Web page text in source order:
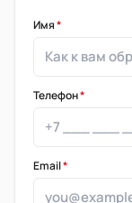
Имя*
Телефон*
Email*